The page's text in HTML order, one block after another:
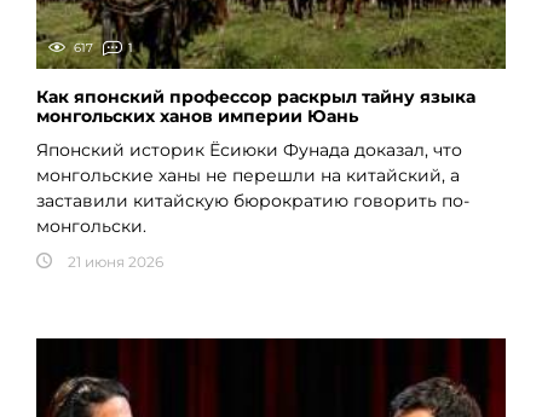
617 1
Как японский профессор раскрыл тайну языка
монгольских ханов империи Юань
Японский историк Ёсиюки Фунада доказал, что
монгольские ханы не перешли на китайский, а
заставили китайскую бюрократию говорить по-
монгольски.
21 июня 2026